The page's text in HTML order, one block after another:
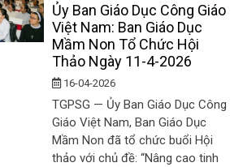
Ủy Ban Giáo Dục Công Giáo
Việt Nam: Ban Giáo Dục
Mầm Non Tổ Chức Hội
Thảo Ngày 11-4-2026
16-04-2026
TGPSG — Ủy Ban Giáo Dục Công
Giáo Việt Nam, Ban Giáo Dục
Mầm Non đã tổ chức buổi Hội
thảo với chủ đề: “Nâng cao tinh